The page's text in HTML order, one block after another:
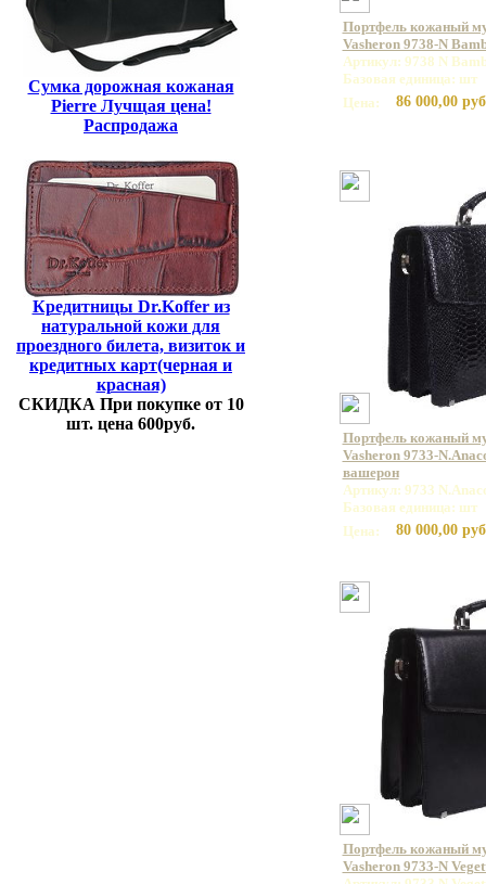
Сумка дорожная кожаная
Pierre Лучщая цена!
Распродажа
Кредитницы Dr.Koffer из
натуральной кожи для
проездного билета, визиток и
кредитных карт(черная и
красная)
СКИДКА При покупке от 10
шт. цена 600руб.
Портфель кожаный
Vasheron 9738-N
Артикул: 9738 N
Базовая единица: шт
Цена:
86 000,00
Портфель кожаный
Vasheron 9733-
вашерон
Артикул: 9733
Базовая единица: шт
Цена:
80 000,00
Портфель кожаный
Vasheron 9733-N